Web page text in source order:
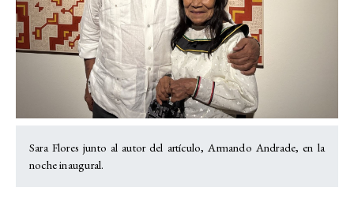
Sara Flores junto al autor del artículo, Armando Andrade, en la
noche inaugural.